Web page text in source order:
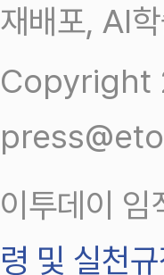
재배포, AI
Copyright
이투데이
령 및 실천